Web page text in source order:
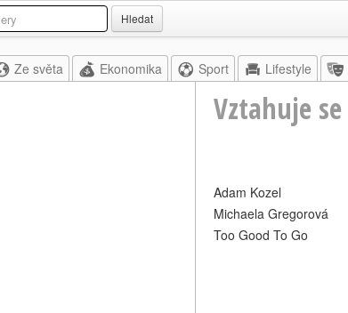
Hledat
Ze světa Ekonomika Sport Lifestyle
Vztahuje
Adam Kozel
Michaela Gregorová
Too Good To Go